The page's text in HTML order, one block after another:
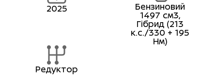
2025 Бензиновий
1497 см3,
Гібрид (213
к.с./330 + 195
Нм)
Редуктор